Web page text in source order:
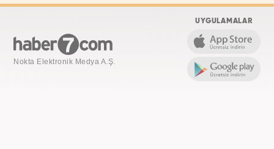
Nokta Elektronik Medya A.Ş.
UYGULAMALAR